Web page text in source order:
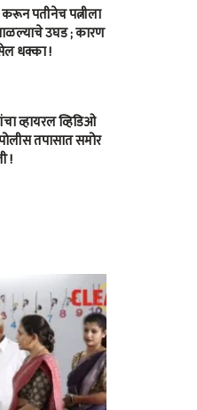
पतीनेच‎ पत्नीला
उघड ; कारण
धक्का !
व्हायरल व्हिडिओ
तपासात समोर
!